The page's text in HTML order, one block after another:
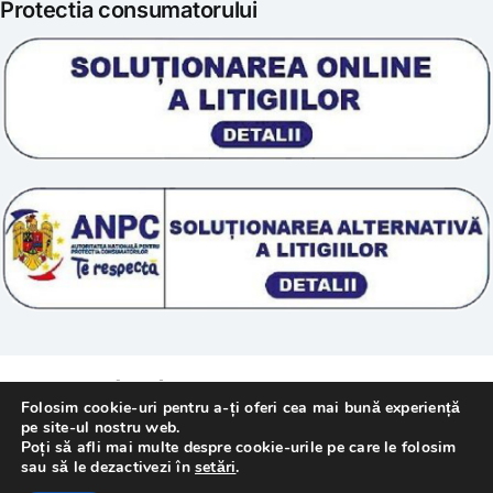
Scoala „Sanatate 5D”
Tratamente naturale
Prelucrarea datelor
Termeni si conditii
Politica cookie
Protectia consumatorului
© 2011 – [year] Fundatia Simile. Toate drepturile
rezervate.
Realizat cu de
Folosim cookie-uri pentru a-ți oferi cea mai bună experiență
pe site-ul nostru web.
Poți să afli mai multe despre cookie-urile pe care le folosim
sau să le dezactivezi în setări.